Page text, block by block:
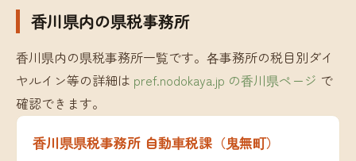
香川県内の県税事務所
香川県内の県税事務所一覧です。各事務所の税目別ダイ
ヤルイン等の詳細は pref.nodokaya.jp の香川県ページ で
確認できます。
香川県県税事務所 自動車税課（鬼無町）